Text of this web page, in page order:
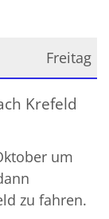
Freitag
Krefeld
um
zu fahren.